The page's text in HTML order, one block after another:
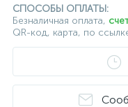
подвесные
подвесные
подвесные
подвесные
СПОСОБЫ ОПЛАТЫ:
Безналичная оплата,
QR-код, карта, по